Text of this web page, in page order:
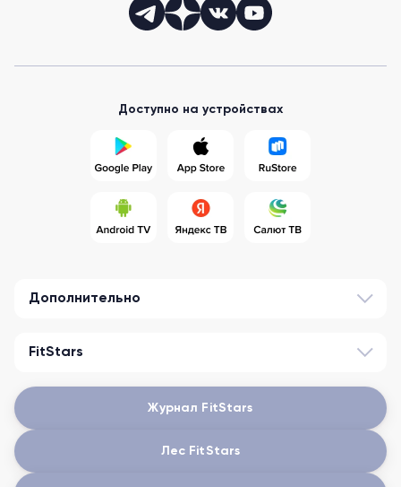
Доступно на устройствах
Дополнительно
FitStars
Журнал FitStars
Лес FitStars